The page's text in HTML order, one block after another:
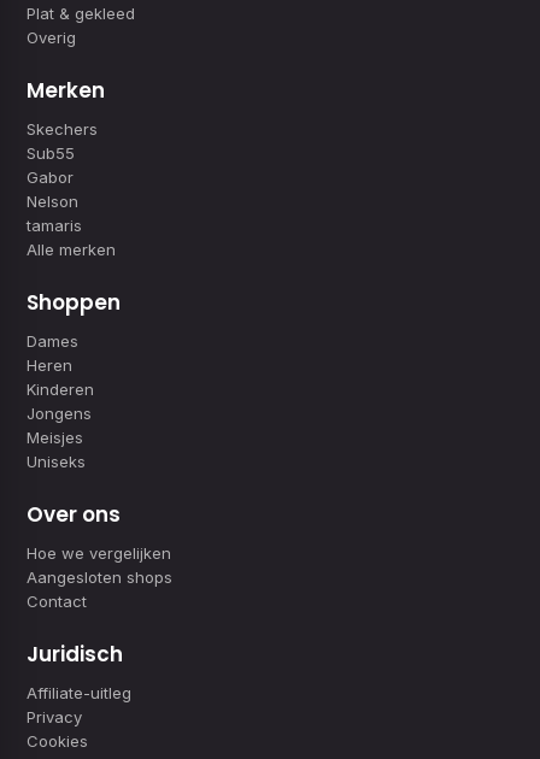
Plat & gekleed
Overig
Merken
Skechers
Sub55
Gabor
Nelson
tamaris
Alle merken
Shoppen
Dames
Heren
Kinderen
Jongens
Meisjes
Uniseks
Over ons
Hoe we vergelijken
Aangesloten shops
Contact
Juridisch
Affiliate-uitleg
Privacy
Cookies